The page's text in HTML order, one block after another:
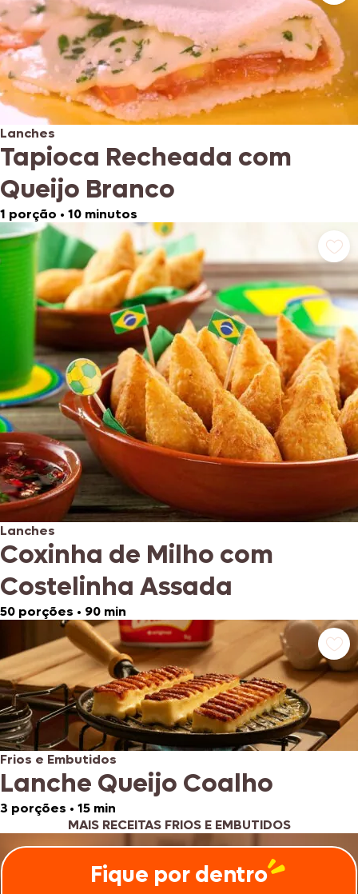
Lanches
Tapioca Recheada com
Queijo Branco
1 porção • 10 minutos
Lanches
Coxinha de Milho com
Costelinha Assada
50 porções • 90 min
Frios e Embutidos
Lanche Queijo Coalho
3 porções • 15 min
MAIS RECEITAS FRIOS E EMBUTIDOS
Fique por dentro